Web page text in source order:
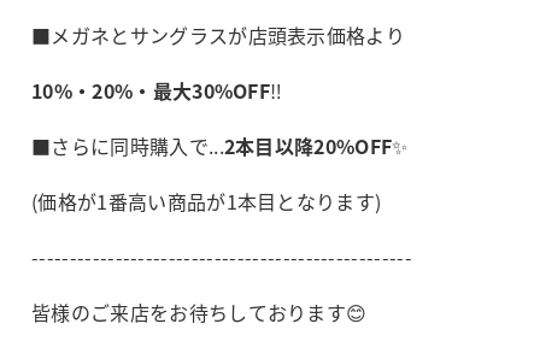
■メガネとサングラスが店頭表示価格より
10%・20%・最大30%OFF‼️
■さらに同時購入で...2本目以降20%OFF✨
(価格が1番高い商品が1本目となります)
--------------------------------------------------
皆様のご来店をお待ちしております😊